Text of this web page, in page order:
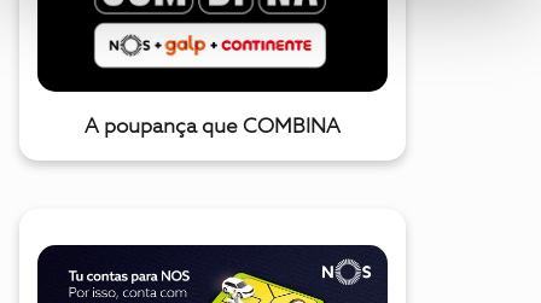
A poupança que COMBINA